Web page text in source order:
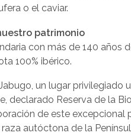
o el caviar.
patrimonio
con más de 140 años
100% ibérico.
un lugar privilegiado
declarado Reserva de la
de este excepcional
autóctona de la